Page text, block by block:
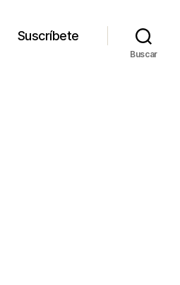
Suscríbete
Buscar